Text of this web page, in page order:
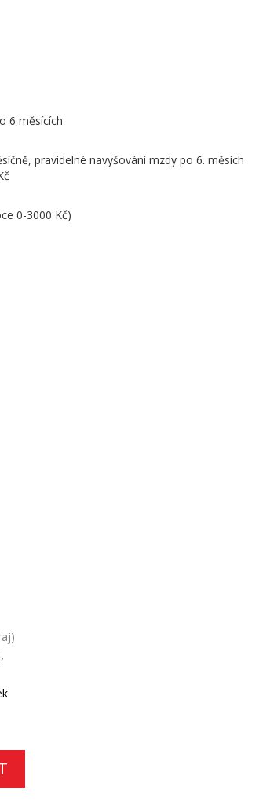
6 měsících
pravidelné navyšování mzdy po 6. měsích
0-3000 Kč)